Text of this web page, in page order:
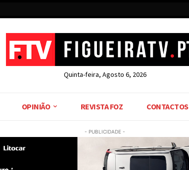
Quinta-feira, Agosto 6, 2026
OPINIÃO REVISTA FOZ CONTACTOS
- PUBLICIDADE -